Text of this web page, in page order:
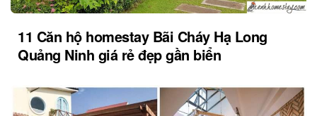
11 Căn hộ homestay Bãi Cháy Hạ Long
Quảng Ninh giá rẻ đẹp gần biển